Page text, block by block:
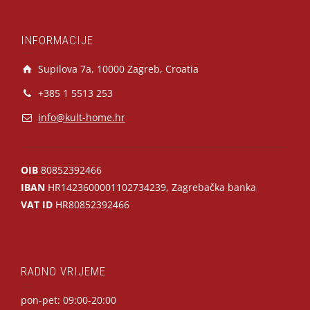
INFORMACIJE
Supilova 7a, 10000 Zagreb, Croatia
+385 1 5513 253
info@kult-home.hr
OIB 80852392466
IBAN HR1423600001102734239, Zagrebačka banka
VAT ID HR80852392466
RADNO VRIJEME
pon-pet: 09:00-20:00